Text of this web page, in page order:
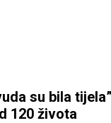
su bila
120 života